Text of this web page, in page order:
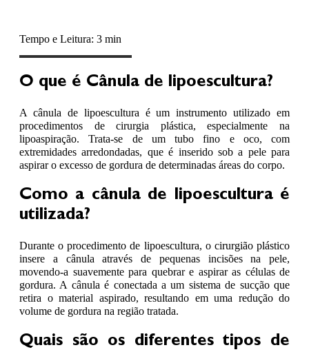
Tempo e Leitura: 3 min
O que é Cânula de lipoescultura?
A cânula de lipoescultura é um instrumento utilizado em
procedimentos de cirurgia plástica, especialmente na
lipoaspiração. Trata-se de um tubo fino e oco, com
extremidades arredondadas, que é inserido sob a pele para
aspirar o excesso de gordura de determinadas áreas do corpo.
Como a cânula de lipoescultura é
utilizada?
Durante o procedimento de lipoescultura, o cirurgião plástico
insere a cânula através de pequenas incisões na pele,
movendo-a suavemente para quebrar e aspirar as células de
gordura. A cânula é conectada a um sistema de sucção que
retira o material aspirado, resultando em uma redução do
volume de gordura na região tratada.
Quais são os diferentes tipos de